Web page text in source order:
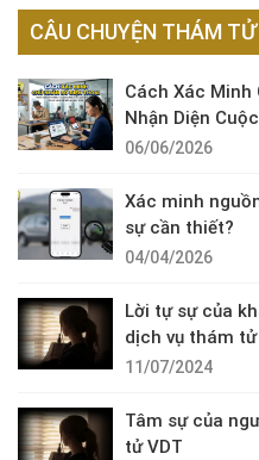
CÂU CHUYỆN THÁM TỬ
Cách Xác Minh
Nhận Diện
06/06/2026
Xác minh
sự cần thiết?
04/04/2026
Lời tự sự của
dịch vụ thám
11/07/2024
Tâm sự của
tử VDT